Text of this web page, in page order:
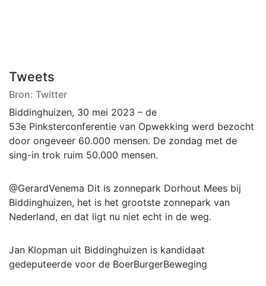
Tweets
Bron: Twitter
Biddinghuizen, 30 mei 2023 – de
53e Pinksterconferentie van Opwekking werd bezocht
door ongeveer 60.000 mensen. De zondag met de
sing-in trok ruim 50.000 mensen.
@GerardVenema Dit is zonnepark Dorhout Mees bij
Biddinghuizen, het is het grootste zonnepark van
Nederland, en dat ligt nu niet echt in de weg.
Jan Klopman uit Biddinghuizen is kandidaat
gedeputeerde voor de BoerBurgerBeweging